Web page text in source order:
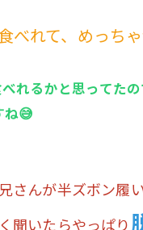
べれて、めっち
れるかと思ってた
ね😅
さんが半ズボン履
聞いたらやっぱり